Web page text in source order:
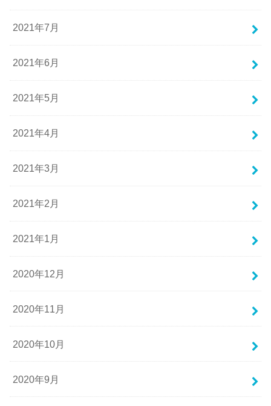
2021年7月
2021年6月
2021年5月
2021年4月
2021年3月
2021年2月
2021年1月
2020年12月
2020年11月
2020年10月
2020年9月